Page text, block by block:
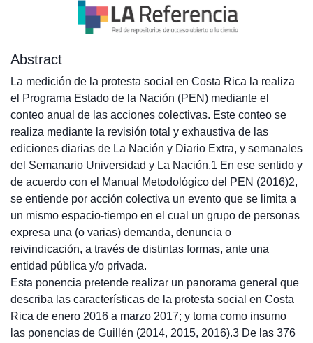
Abstract
La medición de la protesta social en Costa Rica la realiza
el Programa Estado de la Nación (PEN) mediante el
conteo anual de las acciones colectivas. Este conteo se
realiza mediante la revisión total y exhaustiva de las
ediciones diarias de La Nación y Diario Extra, y semanales
del Semanario Universidad y La Nación.1 En ese sentido y
de acuerdo con el Manual Metodológico del PEN (2016)2,
se entiende por acción colectiva un evento que se limita a
un mismo espacio-tiempo en el cual un grupo de personas
expresa una (o varias) demanda, denuncia o
reivindicación, a través de distintas formas, ante una
entidad pública y/o privada.
Esta ponencia pretende realizar un panorama general que
describa las características de la protesta social en Costa
Rica de enero 2016 a marzo 2017; y toma como insumo
las ponencias de Guillén (2014, 2015, 2016).3 De las 376